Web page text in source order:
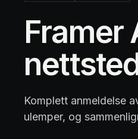
Framer
Komplett anmeldelse
ulemper, og